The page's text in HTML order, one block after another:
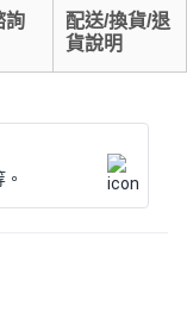
詢
配送/換貨/退
貨說明